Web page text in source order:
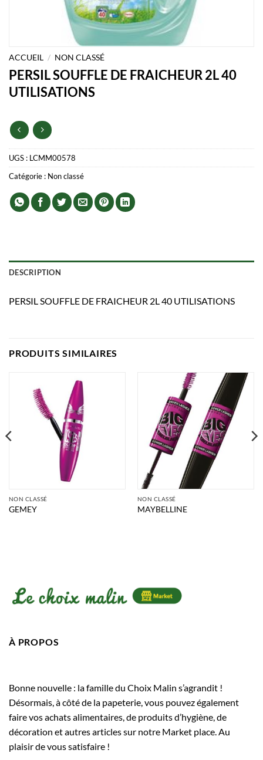
ACCUEIL / NON CLASSÉ
PERSIL SOUFFLE DE FRAICHEUR 2L 40
UTILISATIONS
UGS : LCMM00578
Catégorie : Non classé
DESCRIPTION
PERSIL SOUFFLE DE FRAICHEUR 2L 40 UTILISATIONS
PRODUITS SIMILAIRES
NON CLASSÉ
GEMEY
NON CLASSÉ
MAYBELLINE
À PROPOS
Bonne nouvelle : la famille du Choix Malin s’agrandit !
Désormais, à côté de la papeterie, vous pouvez également
faire vos achats alimentaires, de produits d’hygiène, de
décoration et autres articles sur notre Market place. Au
plaisir de vous satisfaire !